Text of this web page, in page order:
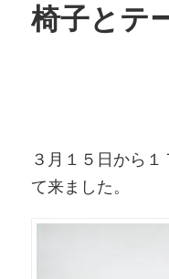
椅子とテ
３月１５日から
て来ました。